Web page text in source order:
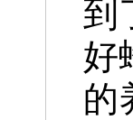
到
好
的